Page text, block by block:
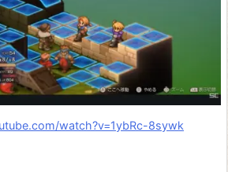
watch?v=1ybRc-8sywk